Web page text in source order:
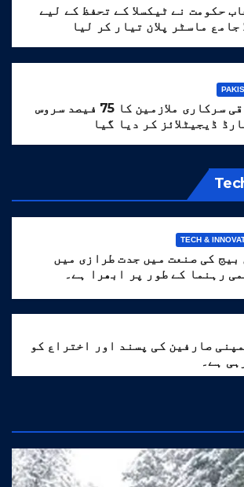
حکومت نے ٹیکسلا کے تحفظ کے لیے
جامع ماسٹر پلان تیار کر لیا
وفاقی سرکاری ملازمین کا 75 فیصد سروس
ڈیجیٹلائز کر دیا گیا
TECH &
بیج کی صنعت میں جدت طرازی میں
رہنما کے طور پر ابھرا ہے۔
صارفین کی پسند اور اختراع کو
ہے۔